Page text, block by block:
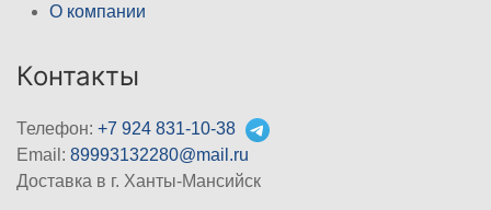
О компании
Контакты
Телефон: +7 924 831-10-38
Email: 89993132280@mail.ru
Доставка в г. Ханты-Мансийск